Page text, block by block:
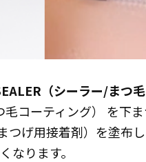
（シーラー/まつ
毛コーティング） を下
つげ用接着剤）を塗布
なります。